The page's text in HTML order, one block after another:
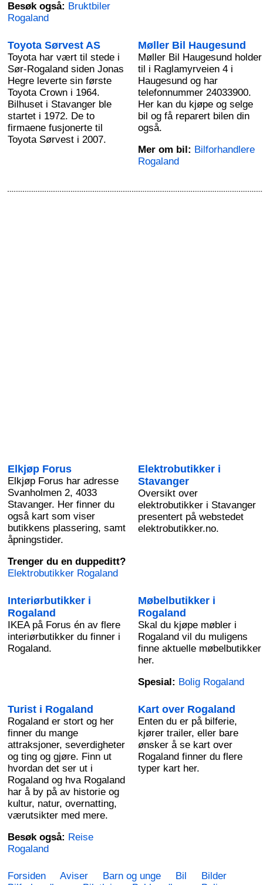
Besøk også: Bruktbiler
Rogaland
Toyota Sørvest AS
Toyota har vært til stede i
Sør-Rogaland siden Jonas
Hegre leverte sin første
Toyota Crown i 1964.
Bilhuset i Stavanger ble
startet i 1972. De to
firmaene fusjonerte til
Toyota Sørvest i 2007.
Møller Bil Haugesund
Møller Bil Haugesund holder
til i Raglamyrveien 4 i
Haugesund og har
telefonnummer 24033900.
Her kan du kjøpe og selge
bil og få reparert bilen din
også.
Mer om bil: Bilforhandlere
Rogaland
Elkjøp Forus
Elkjøp Forus har adresse
Svanholmen 2, 4033
Stavanger. Her finner du
også kart som viser
butikkens plassering, samt
åpningstider.
Trenger du en duppeditt?
Elektrobutikker Rogaland
Elektrobutikker i
Stavanger
Oversikt over
elektrobutikker i Stavanger
presentert på webstedet
elektrobutikker.no.
Interiørbutikker i
Rogaland
IKEA på Forus én av flere
interiørbutikker du finner i
Rogaland.
Møbelbutikker i
Rogaland
Skal du kjøpe møbler i
Rogaland vil du muligens
finne aktuelle møbelbutikker
her.
Spesial: Bolig Rogaland
Turist i Rogaland
Rogaland er stort og her
finner du mange
attraksjoner, severdigheter
og ting og gjøre. Finn ut
hvordan det ser ut i
Rogaland og hva Rogaland
har å by på av historie og
kultur, natur, overnatting,
værutsikter med mere.
Besøk også: Reise
Rogaland
Kart over Rogaland
Enten du er på bilferie,
kjører trailer, eller bare
ønsker å se kart over
Rogaland finner du flere
typer kart her.
Forsiden Aviser Barn og unge Bil
Bilder